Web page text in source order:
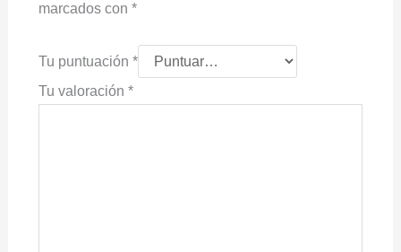
marcados con *
Tu puntuación *
Tu valoración *